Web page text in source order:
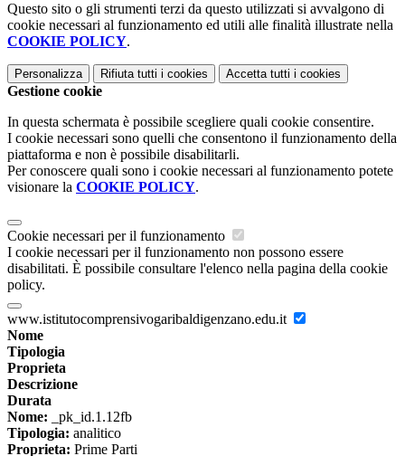
Questo sito o gli strumenti terzi da questo utilizzati si avvalgono di
cookie necessari al funzionamento ed utili alle finalità illustrate nella
COOKIE POLICY.
Personalizza Rifiuta tutti i cookies Accetta tutti i cookies
Gestione cookie
In questa schermata è possibile scegliere quali cookie consentire.
I cookie necessari sono quelli che consentono il funzionamento della
piattaforma e non è possibile disabilitarli.
Per conoscere quali sono i cookie necessari al funzionamento potete
visionare la COOKIE POLICY.
Cookie necessari per il funzionamento
I cookie necessari per il funzionamento non possono essere
disabilitati. È possibile consultare l'elenco nella pagina della cookie
policy.
www.istitutocomprensivogaribaldigenzano.edu.it
Nome
Tipologia
Proprieta
Descrizione
Durata
Nome: _pk_id.1.12fb
Tipologia: analitico
Proprieta: Prime Parti